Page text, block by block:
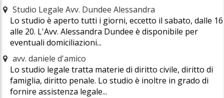
Studio Legale Avv. Dundee Alessandra
Lo studio è aperto tutti i giorni, eccetto il sabato, dalle 16
alle 20. L'Avv. Alessandra Dundee è disponibile per
eventuali domiciliazioni...
avv. daniele d'amico
Lo studio legale tratta materie di diritto civile, diritto di
famiglia, diritto penale. Lo studio è inoltre in grado di
fornire assistenza legale...